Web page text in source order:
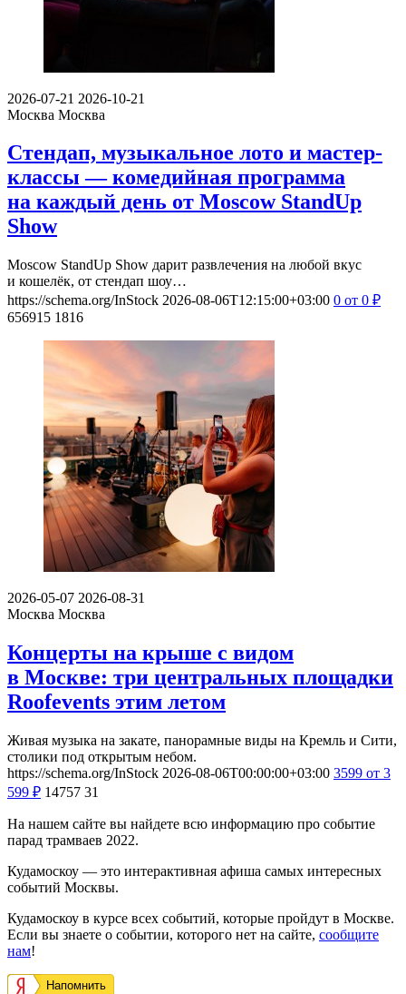
2026-07-21 2026-10-21
Москва Москва
Стендап, музыкальное лото и мастер-
классы — комедийная программа
на каждый день от Moscow StandUp
Show
Moscow StandUp Show дарит развлечения на любой вкус
и кошелёк, от стендап шоу…
https://schema.org/InStock 2026-08-06T12:15:00+03:00 0 от 0 ₽
656915 1816
2026-05-07 2026-08-31
Москва Москва
Концерты на крыше с видом
в Москве: три центральных площадки
Roofevents этим летом
Живая музыка на закате, панорамные виды на Кремль и Сити,
столики под открытым небом.
https://schema.org/InStock 2026-08-06T00:00:00+03:00 3599 от 3
599 ₽ 14757 31
На нашем сайте вы найдете всю информацию про событие
парад трамваев 2022.
Кудамоскоу — это интерактивная афиша самых интересных
событий Москвы.
Кудамоскоу в курсе всех событий, которые пройдут в Москве.
Если вы знаете о событии, которого нет на сайте, сообщите
нам!
Напомнить